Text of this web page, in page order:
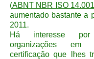
(ABNT NBR ISO 14.001
aumentado bastante a
2011.
Há interesse
organizações em
certificação que lhes